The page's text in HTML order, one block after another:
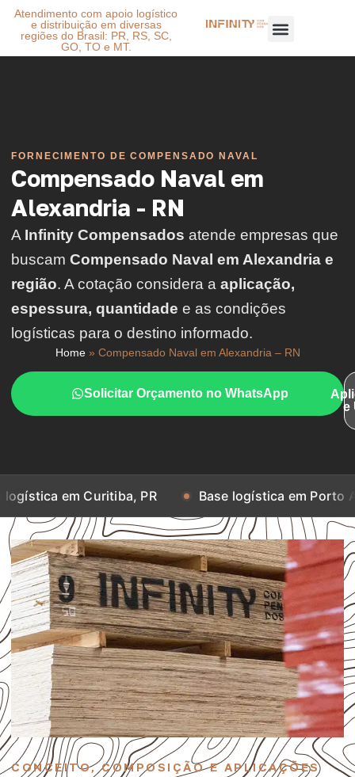
Atendimento com apoio logístico
e distribuição em diversas
regiões do Brasil: PR, RS, SC,
GO, TO e MT.
FORNECIMENTO DE COMPENSADO NAVAL
Compensado Naval em
Alexandria - RN
A Infinity Compensados atende empresas que
buscam Compensado Naval em Alexandria e
região. A cotação considera a aplicação,
espessura, quantidade e as condições
logísticas para o destino informado.
Home» Compensado Naval em Alexandria – RN
Solicitar Orçamento no WhatsApp
e
Curitiba, PR Base logística em Porto Alegre, RS
CONCEITO, COMPOSIÇÃO E APLICAÇÕES